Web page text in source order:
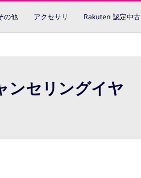
の他 アクセサリ Rakuten 認定中古
ンセリングイヤ